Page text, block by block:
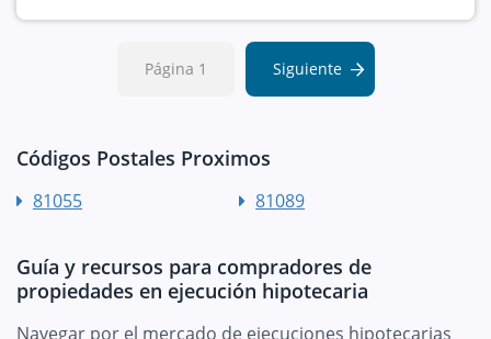
Página 1 Siguiente
Códigos Postales Proximos
81055 81089
Guía y recursos para compradores de
propiedades en ejecución hipotecaria
Navegar por el mercado de ejecuciones hipotecarias